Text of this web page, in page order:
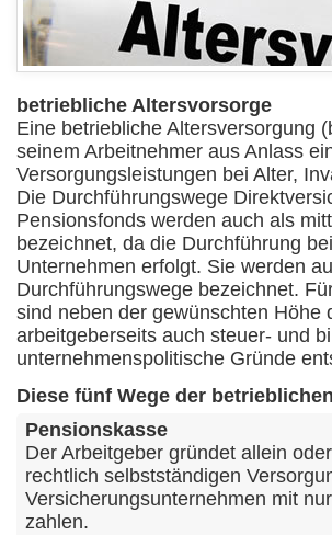
betriebliche Altersvorsorge
Eine betriebliche Altersversorgung
seinem Arbeitnehmer aus Anlass
Versorgungsleistungen bei Alter,
Die Durchführungswege
Pensionsfonds werden auch als
bezeichnet, da die Durchführung
Unternehmen erfolgt. Sie werden
Durchführungswege bezeichnet.
sind neben der gewünschten Höhe
arbeitgeberseits auch steuer- und
unternehmenspolitische Gründe
Diese fünf Wege der
Pensionskasse
Der Arbeitgeber gründet allein
rechtlich selbstständigen
Versicherungsunternehmen mit
zahlen.